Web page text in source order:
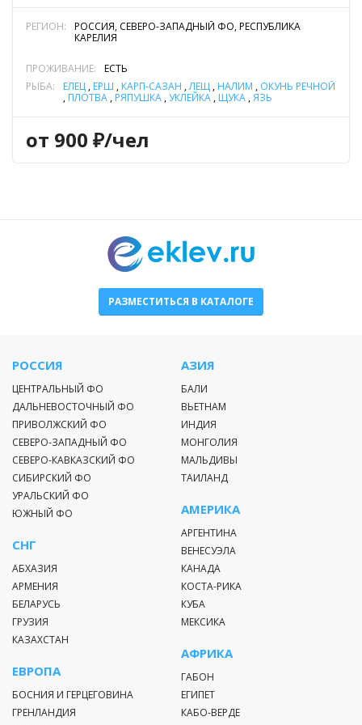
май
с 1
с 15
6000/
сутки
сутки
7000/
сутки
7000/
сутки
*Предоставляется скидка 1000 рублей на общую
стоимость при условии самостоятельной финальной
уборки большого коттеджа.
Дети до 7 лет проживают бесплатно. С собой
необходимо взять постельное белье.
Проживание с животными только по согласованию. Без
согласования 500 руб. в сутки и залог 3000 руб.
Коттедж на 4+2
Две 2-х местные спальные комнаты.
Раскладной диван.
Холл, совмещенный с кухней. В кухне раковина (зимой
установлен рукомойник с подогревом, летом
водопровод с горячей и холодной водой), посуда,
холодильник, газовая плита, обеденный стол, стулья.
Телевизор с USB входом. Предоставляется флешка с
фильмами.
РЕГИОН:
РОССИЯ, СЕВЕРО-ЗАПАДНЫЙ ФО, РЕСПУБЛИКА
КАРЕЛИЯ
ПРОЖИВАНИЕ:
ЕСТЬ
РЫБА:
ЕЛЕЦ , ЁРШ , КАРП-САЗАН ,ЛЕЩ , НАЛИМ , ОКУНЬ РЕЧНОЙ
, ПЛОТВА , РЯПУШКА ,УКЛЕЙКА , ЩУКА ,ЯЗЬ
от 900 ₽/чел
РАЗМЕСТИТЬСЯ В КАТАЛОГЕ
РОССИЯ
ЦЕНТРАЛЬНЫЙ ФО
ДАЛЬНЕВОСТОЧНЫЙ ФО
ПРИВОЛЖСКИЙ ФО
СЕВЕРО-ЗАПАДНЫЙ ФО
СЕВЕРО-КАВКАЗСКИЙ ФО
СИБИРСКИЙ ФО
УРАЛЬСКИЙ ФО
ЮЖНЫЙ ФО
СНГ
АБХАЗИЯ
АРМЕНИЯ
БЕЛАРУСЬ
ГРУЗИЯ
КАЗАХСТАН
ЕВРОПА
БОСНИЯ И ГЕРЦЕГОВИНА
ГРЕНЛАНДИЯ
АЗИЯ
БАЛИ
ВЬЕТНАМ
ИНДИЯ
МОНГОЛИЯ
МАЛЬДИВЫ
ТАИЛАНД
АМЕРИКА
АРГЕНТИНА
ВЕНЕСУЭЛА
КАНАДА
КОСТА-РИКА
КУБА
МЕКСИКА
АФРИКА
ГАБОН
ЕГИПЕТ
КАБО-ВЕРДЕ